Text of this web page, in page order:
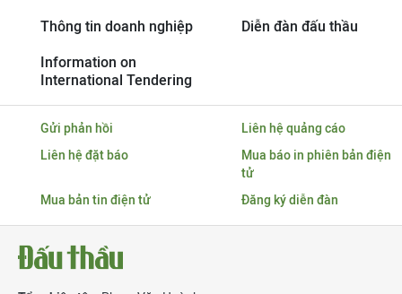
Thông tin doanh nghiệp Diễn đàn đấu thầu
Information on
International Tendering
Gửi phản hồi
Liên hệ quảng cáo
Liên hệ đặt báo
Mua báo in phiên bản điện
tử
Mua bản tin điện tử
Đăng ký diễn đàn